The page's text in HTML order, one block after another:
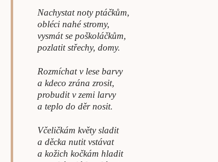
Nachystat noty ptáčkům,
obléci nahé stromy,
vysmát se poškoláčkům,
pozlatit střechy, domy.
Rozmíchat v lese barvy
a kdeco zrána zrosit,
probudit v zemi larvy
a teplo do děr nosit.
Včeličkám květy sladit
a děcka nutit vstávat
a kožich kočkám hladit